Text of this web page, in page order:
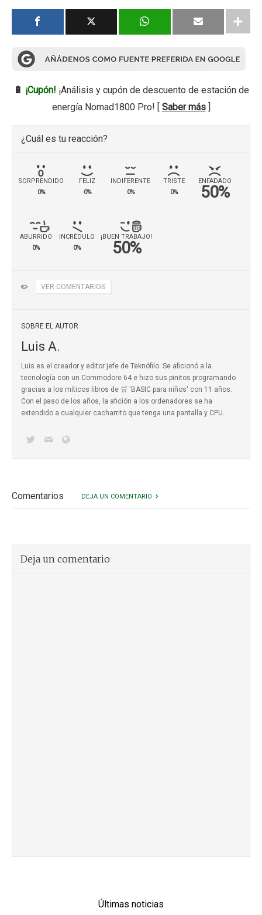
🔋 ¡Cupón! ¡Análisis y cupón de descuento de estación de
energía Nomad1800 Pro! [ Saber más]
¿Cuál es tu reacción?
SORPRENDIDO
0%
FELIZ
0%
INDIFERENTE
0%
TRISTE
0%
ENFADADO
50%
ABURRIDO
0%
INCRÉDULO
0%
¡BUEN TRABAJO!
50%
✏️ VER COMENTARIOS
SOBRE EL AUTOR
Luis A.
Luis es el creador y editor jefe de Teknófilo. Se aficionó a la
tecnología con un Commodore 64 e hizo sus pinitos programando
gracias a los míticos libros de 🛒 'BASIC para niños' con 11 años.
Con el paso de los años, la afición a los ordenadores se ha
extendido a cualquier cacharrito que tenga una pantalla y CPU.
Comentarios DEJA UN COMENTARIO
Deja un comentario
Últimas noticias